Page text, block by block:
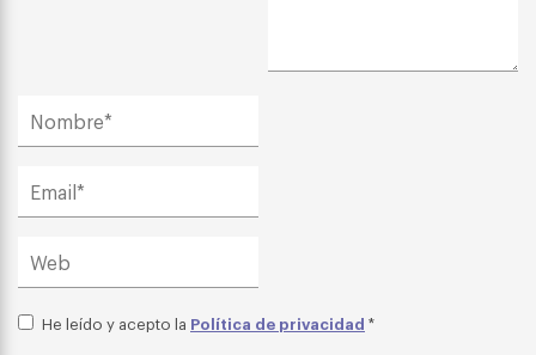
He leído y acepto la Política de privacidad *